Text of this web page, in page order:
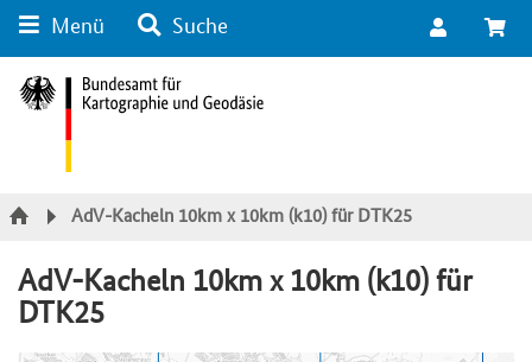
Kategorie Navigation
Menü Suche
AdV-Kacheln 10km x 10km (k10) für DTK25
AdV-Kacheln 10km x 10km (k10) für
DTK25